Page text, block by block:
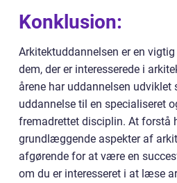
Konklusion:
Arkitektuddannelsen er en
dem, der er interesserede i
årene har uddannelsen udviklet
uddannelse til en specialiseret
fremadrettet disciplin. At forstå
grundlæggende aspekter af
afgørende for at være en
om du er interesseret i at læse